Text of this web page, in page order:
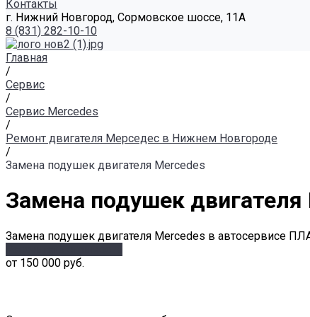
Контакты
г. Нижний Новгород, Сормовское шоссе, 11А
8 (831) 282-10-10
Главная
/
Сервис
/
Сервис Mercedes
/
Ремонт двигателя Мерседес в Нижнем Новгороде
/
Замена подушек двигателя Mercedes
Замена подушек двигателя
Замена подушек двигателя Mercedes в автосервисе
от 150 000 руб.